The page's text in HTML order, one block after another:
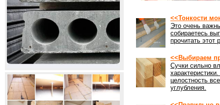
<<Тонкости
Это очень
собираетесь
прочитать этот
<<Выбираем
Сучки сильно
целостность
углубления.